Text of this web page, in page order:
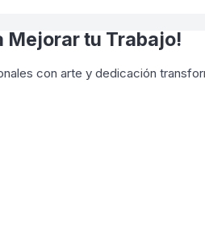
Mejorar tu Trabajo!
con arte y dedicación